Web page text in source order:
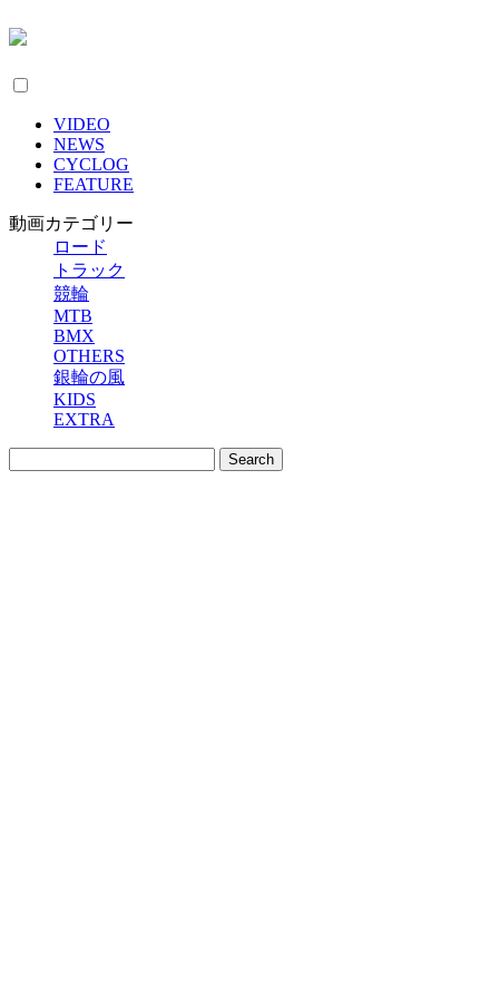
VIDEO
NEWS
CYCLOG
FEATURE
動画カテゴリー
ロード
トラック
競輪
MTB
BMX
OTHERS
銀輪の風
KIDS
EXTRA